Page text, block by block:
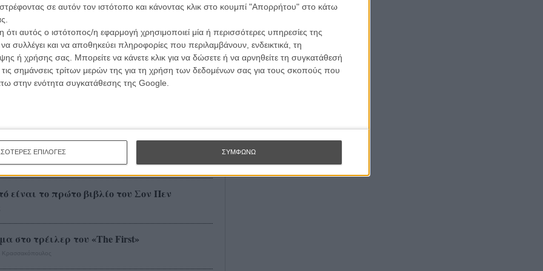
σε αυτόν τον ιστότοπο και κάνοντας κλικ στο κουμπί "Απορρήτου" στο κάτω
αυτός ο ιστότοπος/η εφαρμογή χρησιμοποιεί μία ή περισσότερες υπηρεσίες της
συλλέγει και να αποθηκεύει πληροφορίες που περιλαμβάνουν, ενδεικτικά, τη
ή χρήσης σας. Μπορείτε να κάνετε κλικ για να δώσετε ή να αρνηθείτε τη συγκατάθεσή
σημάνσεις τρίτων μερών της για τη χρήση των δεδομένων σας για τους σκοπούς που
στην ενότητα συγκατάθεσης της Google.
ΕΠΙΛΟΓΕΣ ΣΥΜΦΩΝΩ
ΑΡΘΡΑ
Δείτε το τρέιλερ για το «Gunman»!
θεώρησαν το σχόλιο του στα φετινά
Θερόν με τον Σον Πεν!
είναι το πρώτο βιβλίο του Σον Πεν
στο τρέιλερ του «The First»
Κρασσακόπουλος